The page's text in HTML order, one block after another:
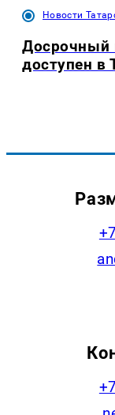
Новости
Досрочный
доступен в